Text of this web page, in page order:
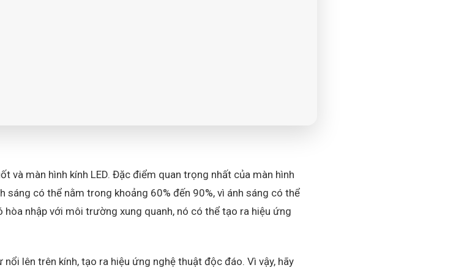
và màn hình kính LED. Đặc điểm quan trọng nhất của màn hình
có thể nằm trong khoảng 60% đến 90%, vì ánh sáng có thể
hòa nhập với môi trường xung quanh, nó có thể tạo ra hiệu ứng
lên trên kính, tạo ra hiệu ứng nghệ thuật độc đáo. Vì vậy, hãy